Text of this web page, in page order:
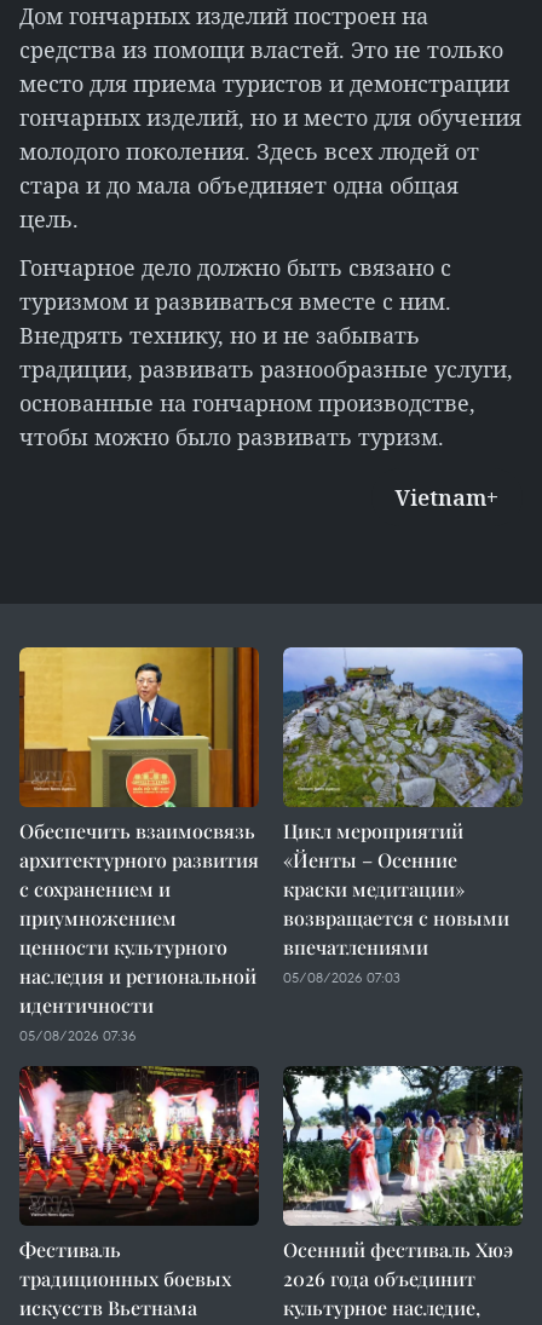
Дом гончарных изделий построен на
средства из помощи властей. Это не только
место для приема туристов и демонстрации
гончарных изделий, но и место для обучения
молодого поколения. Здесь всех людей от
стара и до мала объединяет одна общая
цель.
Гончарное дело должно быть связано с
туризмом и развиваться вместе с ним.
Внедрять технику, но и не забывать
традиции, развивать разнообразные услуги,
основанные на гончарном производстве,
чтобы можно было развивать туризм.
Vietnam+
Обеспечить взаимосвязь
архитектурного развития
с сохранением и
приумножением
ценности культурного
наследия и региональной
идентичности
05/08/2026 07:36
Цикл мероприятий
«Йенты – Осенние
краски медитации»
возвращается с новыми
впечатлениями
05/08/2026 07:03
Фестиваль
традиционных боевых
искусств Вьетнама
Осенний фестиваль Хюэ
2026 года объединит
культурное наследие,